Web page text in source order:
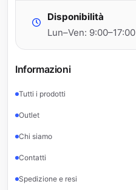
Disponibilità
Lun–Ven: 9:00–17:00
Informazioni
Tutti i prodotti
Outlet
Chi siamo
Contatti
Spedizione e resi